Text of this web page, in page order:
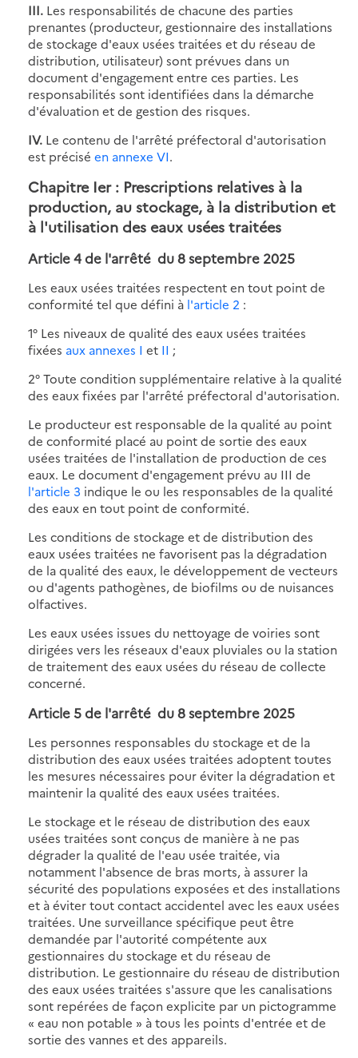
III. Les responsabilités de chacune des parties
prenantes (producteur, gestionnaire des installations
de stockage d'eaux usées traitées et du réseau de
distribution, utilisateur) sont prévues dans un
document d'engagement entre ces parties. Les
responsabilités sont identifiées dans la démarche
d'évaluation et de gestion des risques.
IV. Le contenu de l'arrêté préfectoral d'autorisation
est précisé en annexe VI.
Chapitre Ier : Prescriptions relatives à la
production, au stockage, à la distribution et
à l'utilisation des eaux usées traitées
Article 4 de l'arrêté du 8 septembre 2025
Les eaux usées traitées respectent en tout point de
conformité tel que défini à l'article 2 :
1° Les niveaux de qualité des eaux usées traitées
fixées aux annexes I et II ;
2° Toute condition supplémentaire relative à la qualité
des eaux fixées par l'arrêté préfectoral d'autorisation.
Le producteur est responsable de la qualité au point
de conformité placé au point de sortie des eaux
usées traitées de l'installation de production de ces
eaux. Le document d'engagement prévu au III de
l'article 3 indique le ou les responsables de la qualité
des eaux en tout point de conformité.
Les conditions de stockage et de distribution des
eaux usées traitées ne favorisent pas la dégradation
de la qualité des eaux, le développement de vecteurs
ou d'agents pathogènes, de biofilms ou de nuisances
olfactives.
Les eaux usées issues du nettoyage de voiries sont
dirigées vers les réseaux d'eaux pluviales ou la station
de traitement des eaux usées du réseau de collecte
concerné.
Article 5 de l'arrêté du 8 septembre 2025
Les personnes responsables du stockage et de la
distribution des eaux usées traitées adoptent toutes
les mesures nécessaires pour éviter la dégradation et
maintenir la qualité des eaux usées traitées.
Le stockage et le réseau de distribution des eaux
usées traitées sont conçus de manière à ne pas
dégrader la qualité de l'eau usée traitée, via
notamment l'absence de bras morts, à assurer la
sécurité des populations exposées et des installations
et à éviter tout contact accidentel avec les eaux usées
traitées. Une surveillance spécifique peut être
demandée par l'autorité compétente aux
gestionnaires du stockage et du réseau de
distribution. Le gestionnaire du réseau de distribution
des eaux usées traitées s'assure que les canalisations
sont repérées de façon explicite par un pictogramme
« eau non potable » à tous les points d'entrée et de
sortie des vannes et des appareils.